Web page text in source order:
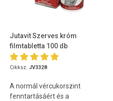
Jutavit Szerves króm
filmtabletta 100 db
Cikksz. JV3328
A normál vércukorszint
fenntartásáért és a